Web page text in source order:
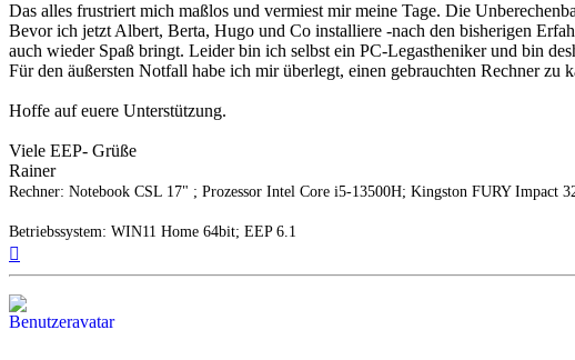
Das alles frustriert mich maßlos und vermiest mir meine Tage. Die
Bevor ich jetzt Albert, Berta, Hugo und Co installiere -nach den bisherigen
auch wieder Spaß bringt. Leider bin ich selbst ein PC-Legastheniker und bin
Für den äußersten Notfall habe ich mir überlegt, einen gebrauchten Rechner
Hoffe auf euere Unterstützung.
Viele EEP- Grüße
Rainer
Rechner: Notebook CSL 17" ; Prozessor Intel Core i5-13500H; Kingston FURY
Betriebssystem: WIN11 Home 64bit; EEP 6.1